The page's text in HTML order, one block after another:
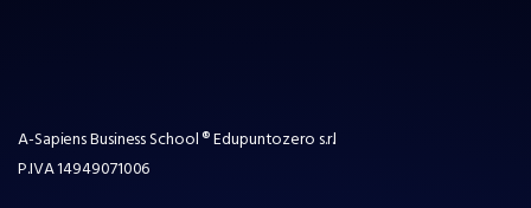
A-Sapiens Business School ® Edupuntozero s.r.l
P.IVA14949071006